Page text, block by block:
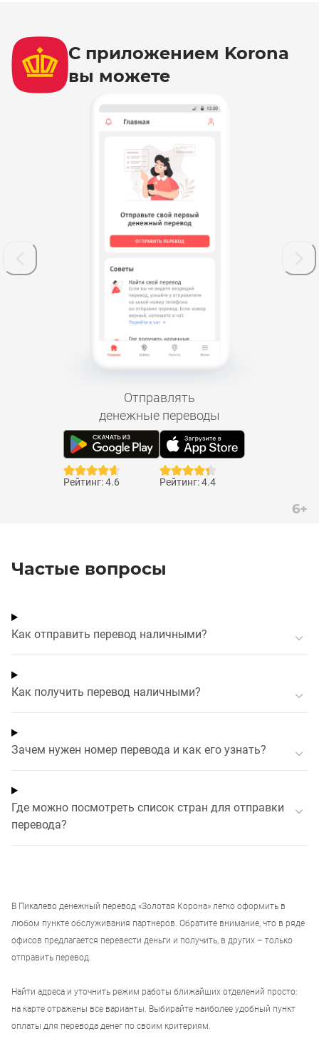
С приложением Korona
вы можете
Отправлять
денежные переводы
Рейтинг: 4.6 Рейтинг: 4.4
6+
Частые вопросы
Как отправить перевод наличными?
Как получить перевод наличными?
Зачем нужен номер перевода и как его узнать?
Где можно посмотреть список стран для отправки
перевода?
В Пикалево денежный перевод «Золотая Корона» легко оформить в
любом пункте обслуживания партнеров. Обратите внимание, что в ряде
офисов предлагается перевести деньги и получить, в других – только
отправить перевод.
Найти адреса и уточнить режим работы ближайших отделений просто:
на карте отражены все варианты. Выбирайте наиболее удобный пункт
оплаты для перевода денег по своим критериям.